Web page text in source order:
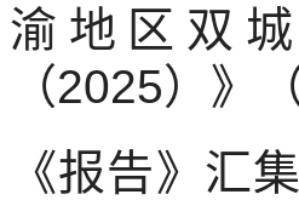
渝地区双
（2025）》
《报告》汇